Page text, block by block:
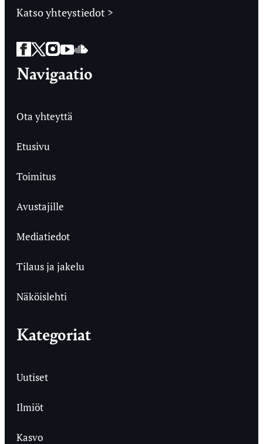
Katso yhteystiedot >
Facebook
Twitter
Instagram
YouTube
SoundCloud
Navigaatio
Ota yhteyttä
Etusivu
Toimitus
Avustajille
Mediatiedot
Tilaus ja jakelu
Näköislehti
Kategoriat
Uutiset
Ilmiöt
Kasvo